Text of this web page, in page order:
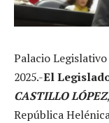
Palacio
2025.-El
CASTILLO LÓPEZ
República